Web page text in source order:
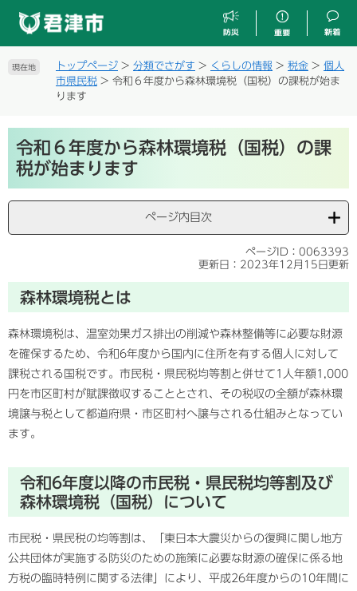
す
し
現在地 トップページ > 分類でさがす > くらしの情報 > 税金 > 個人
市県民税 > 令和６年度から森林環境税（国税）の課税が始ま
ります
文令和６年度から森林環境税（国税）の課
税が始まります
ページ内目次
ページID：0063393
更新日：2023年12月15日更新
森林環境税とは
森林環境税は、温室効果ガス排出の削減や森林整備等に必要な財源
を確保するため、令和6年度から国内に住所を有する個人に対して
課税される国税です。市民税・県民税均等割と併せて1人年額1,000
円を市区町村が賦課徴収することとされ、その税収の全額が森林環
境譲与税として都道府県・市区町村へ譲与される仕組みとなってい
ます。
令和6年度以降の市民税・県民税均等割及び
森林環境税（国税）について
市民税・県民税の均等割は、「東日本大震災からの復興に関し地方
公共団体が実施する防災のための施策に必要な財源の確保に係る地
方税の臨時特例に関する法律」により、平成26年度からの10年間に